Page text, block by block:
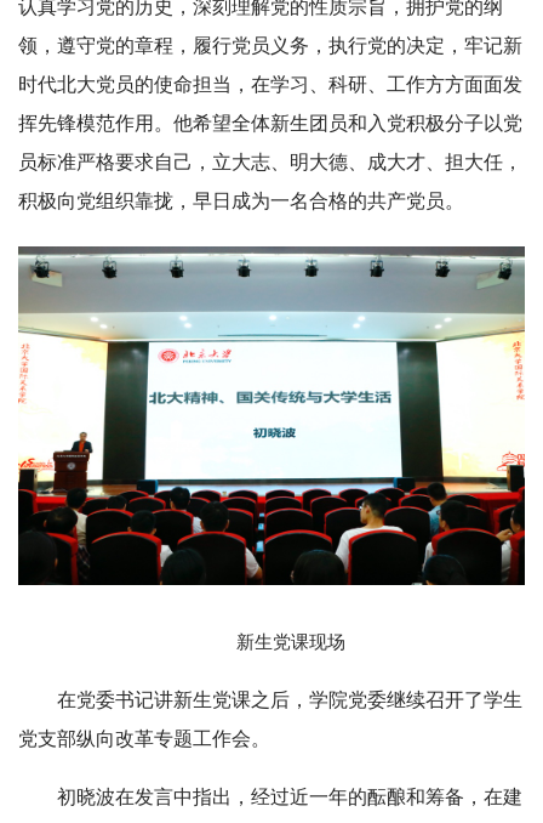
认真学习党的历史，深刻理解党的性质宗旨，拥护党的纲
领，遵守党的章程，履行党员义务，执行党的决定，牢记新
时代北大党员的使命担当，在学习、科研、工作方方面面发
挥先锋模范作用。他希望全体新生团员和入党积极分子以党
员标准严格要求自己，立大志、明大德、成大才、担大任，
积极向党组织靠拢，早日成为一名合格的共产党员。
新生党课现场
在党委书记讲新生党课之后，学院党委继续召开了学生
党支部纵向改革专题工作会。
初晓波在发言中指出，经过近一年的酝酿和筹备，在建